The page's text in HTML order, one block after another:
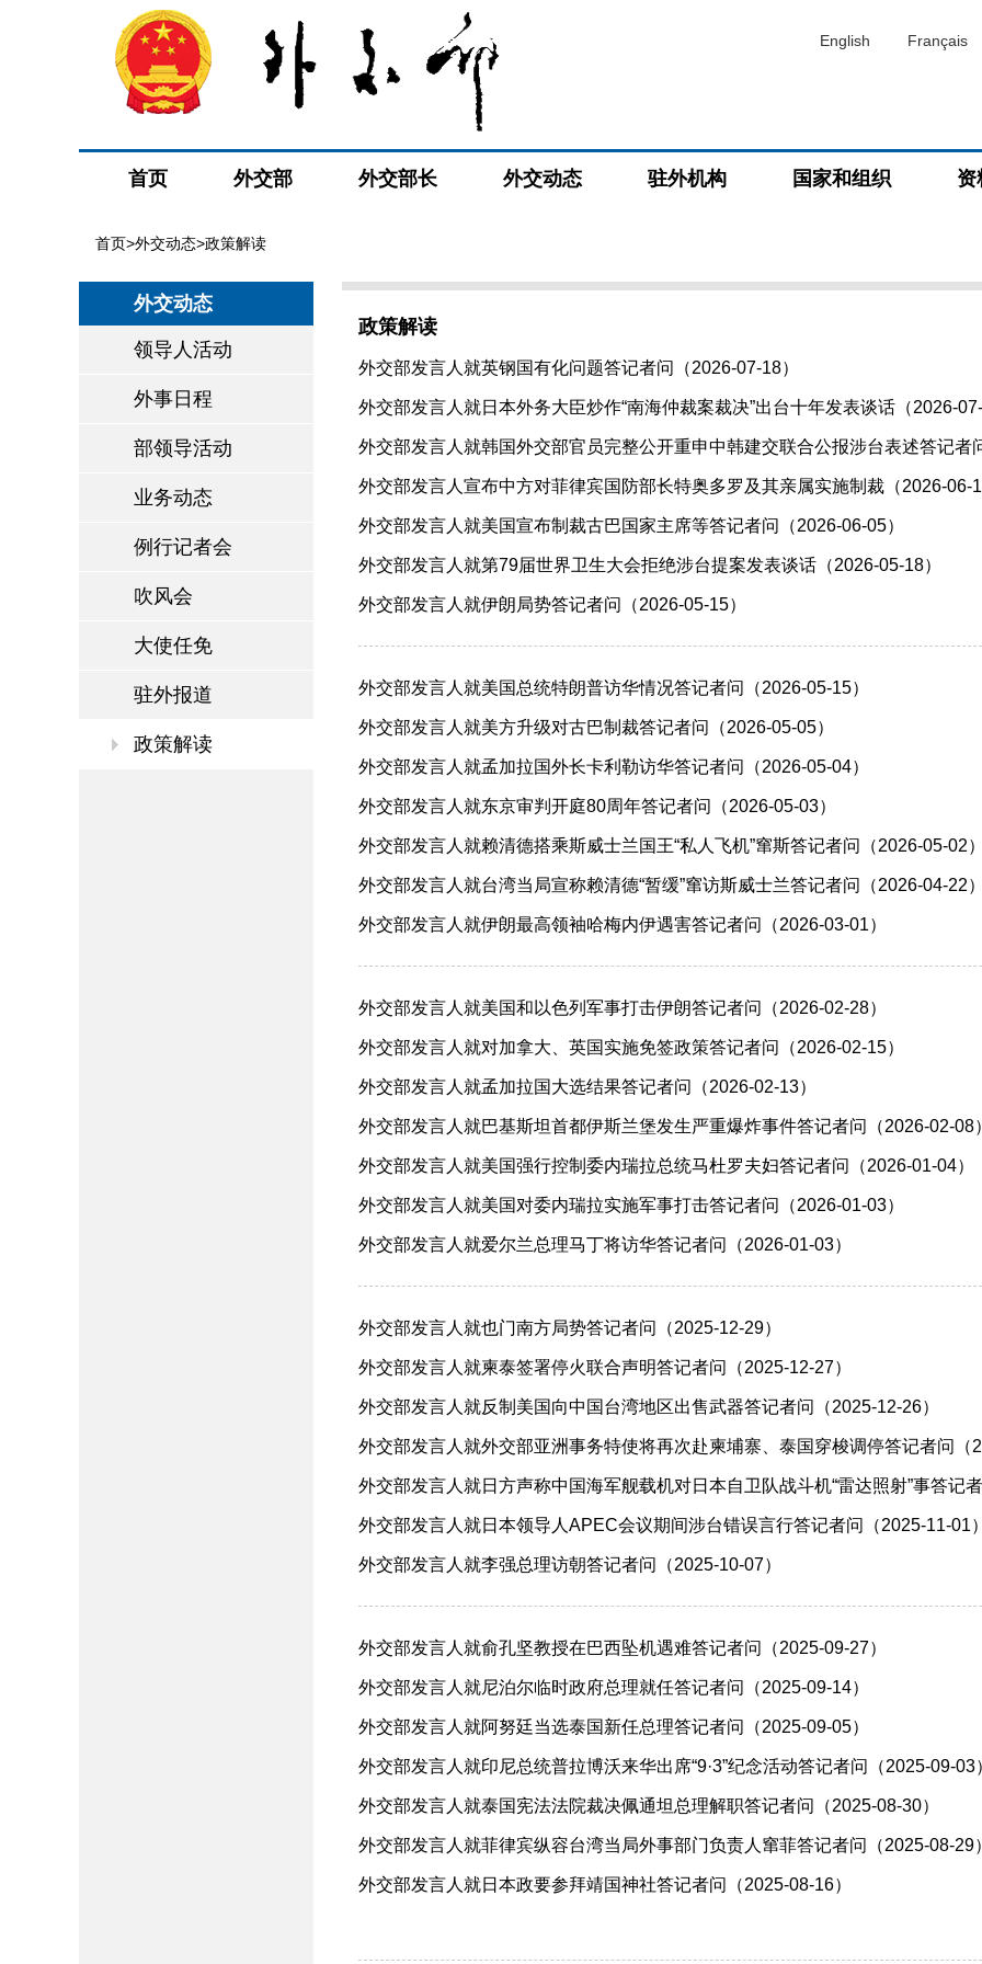
English Français
首页 外交部 外交部长 外交动态 驻外机构 国家和组织 资
首页>外交动态>政策解读
外交动态
领导人活动
外事日程
部领导活动
业务动态
例行记者会
吹风会
大使任免
驻外报道
政策解读
政策解读
外交部发言人就英钢国有化问题答记者问（2026-07-18）
外交部发言人就日本外务大臣炒作“南海仲裁案裁决”出台十年发表谈话（2026-
外交部发言人就韩国外交部官员完整公开重申中韩建交联合公报涉台表述答记者
外交部发言人宣布中方对菲律宾国防部长特奥多罗及其亲属实施制裁（2026-06-
外交部发言人就美国宣布制裁古巴国家主席等答记者问（2026-06-05）
外交部发言人就第79届世界卫生大会拒绝涉台提案发表谈话（2026-05-18）
外交部发言人就伊朗局势答记者问（2026-05-15）
外交部发言人就美国总统特朗普访华情况答记者问（2026-05-15）
外交部发言人就美方升级对古巴制裁答记者问（2026-05-05）
外交部发言人就孟加拉国外长卡利勒访华答记者问（2026-05-04）
外交部发言人就东京审判开庭80周年答记者问（2026-05-03）
外交部发言人就赖清德搭乘斯威士兰国王“私人飞机”窜斯答记者问（2026-05-02
外交部发言人就台湾当局宣称赖清德“暂缓”窜访斯威士兰答记者问（2026-04-22
外交部发言人就伊朗最高领袖哈梅内伊遇害答记者问（2026-03-01）
外交部发言人就美国和以色列军事打击伊朗答记者问（2026-02-28）
外交部发言人就对加拿大、英国实施免签政策答记者问（2026-02-15）
外交部发言人就孟加拉国大选结果答记者问（2026-02-13）
外交部发言人就巴基斯坦首都伊斯兰堡发生严重爆炸事件答记者问（2026-02-08
外交部发言人就美国强行控制委内瑞拉总统马杜罗夫妇答记者问（2026-01-04）
外交部发言人就美国对委内瑞拉实施军事打击答记者问（2026-01-03）
外交部发言人就爱尔兰总理马丁将访华答记者问（2026-01-03）
外交部发言人就也门南方局势答记者问（2025-12-29）
外交部发言人就柬泰签署停火联合声明答记者问（2025-12-27）
外交部发言人就反制美国向中国台湾地区出售武器答记者问（2025-12-26）
外交部发言人就外交部亚洲事务特使将再次赴柬埔寨、泰国穿梭调停答记者问（
外交部发言人就日方声称中国海军舰载机对日本自卫队战斗机“雷达照射”事答记
外交部发言人就日本领导人APEC会议期间涉台错误言行答记者问（2025-11-01
外交部发言人就李强总理访朝答记者问（2025-10-07）
外交部发言人就俞孔坚教授在巴西坠机遇难答记者问（2025-09-27）
外交部发言人就尼泊尔临时政府总理就任答记者问（2025-09-14）
外交部发言人就阿努廷当选泰国新任总理答记者问（2025-09-05）
外交部发言人就印尼总统普拉博沃来华出席“9·3”纪念活动答记者问（2025-09-03
外交部发言人就泰国宪法法院裁决佩通坦总理解职答记者问（2025-08-30）
外交部发言人就菲律宾纵容台湾当局外事部门负责人窜菲答记者问（2025-08-29
外交部发言人就日本政要参拜靖国神社答记者问（2025-08-16）